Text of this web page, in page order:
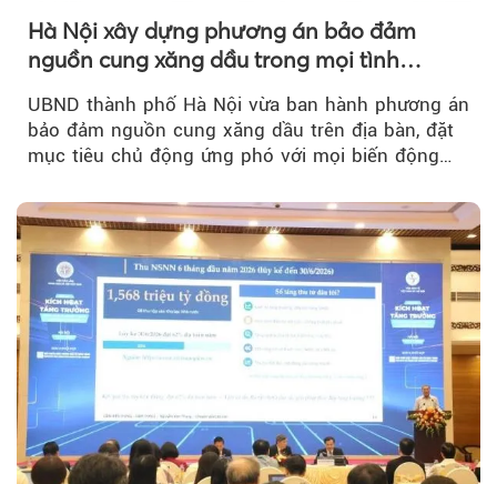
Hà Nội xây dựng phương án bảo đảm
nguồn cung xăng dầu trong mọi tình
UBND thành phố Hà Nội vừa ban hành phương án
bảo đảm nguồn cung xăng dầu trên địa bàn, đặt
mục tiêu chủ động ứng phó với mọi biến động